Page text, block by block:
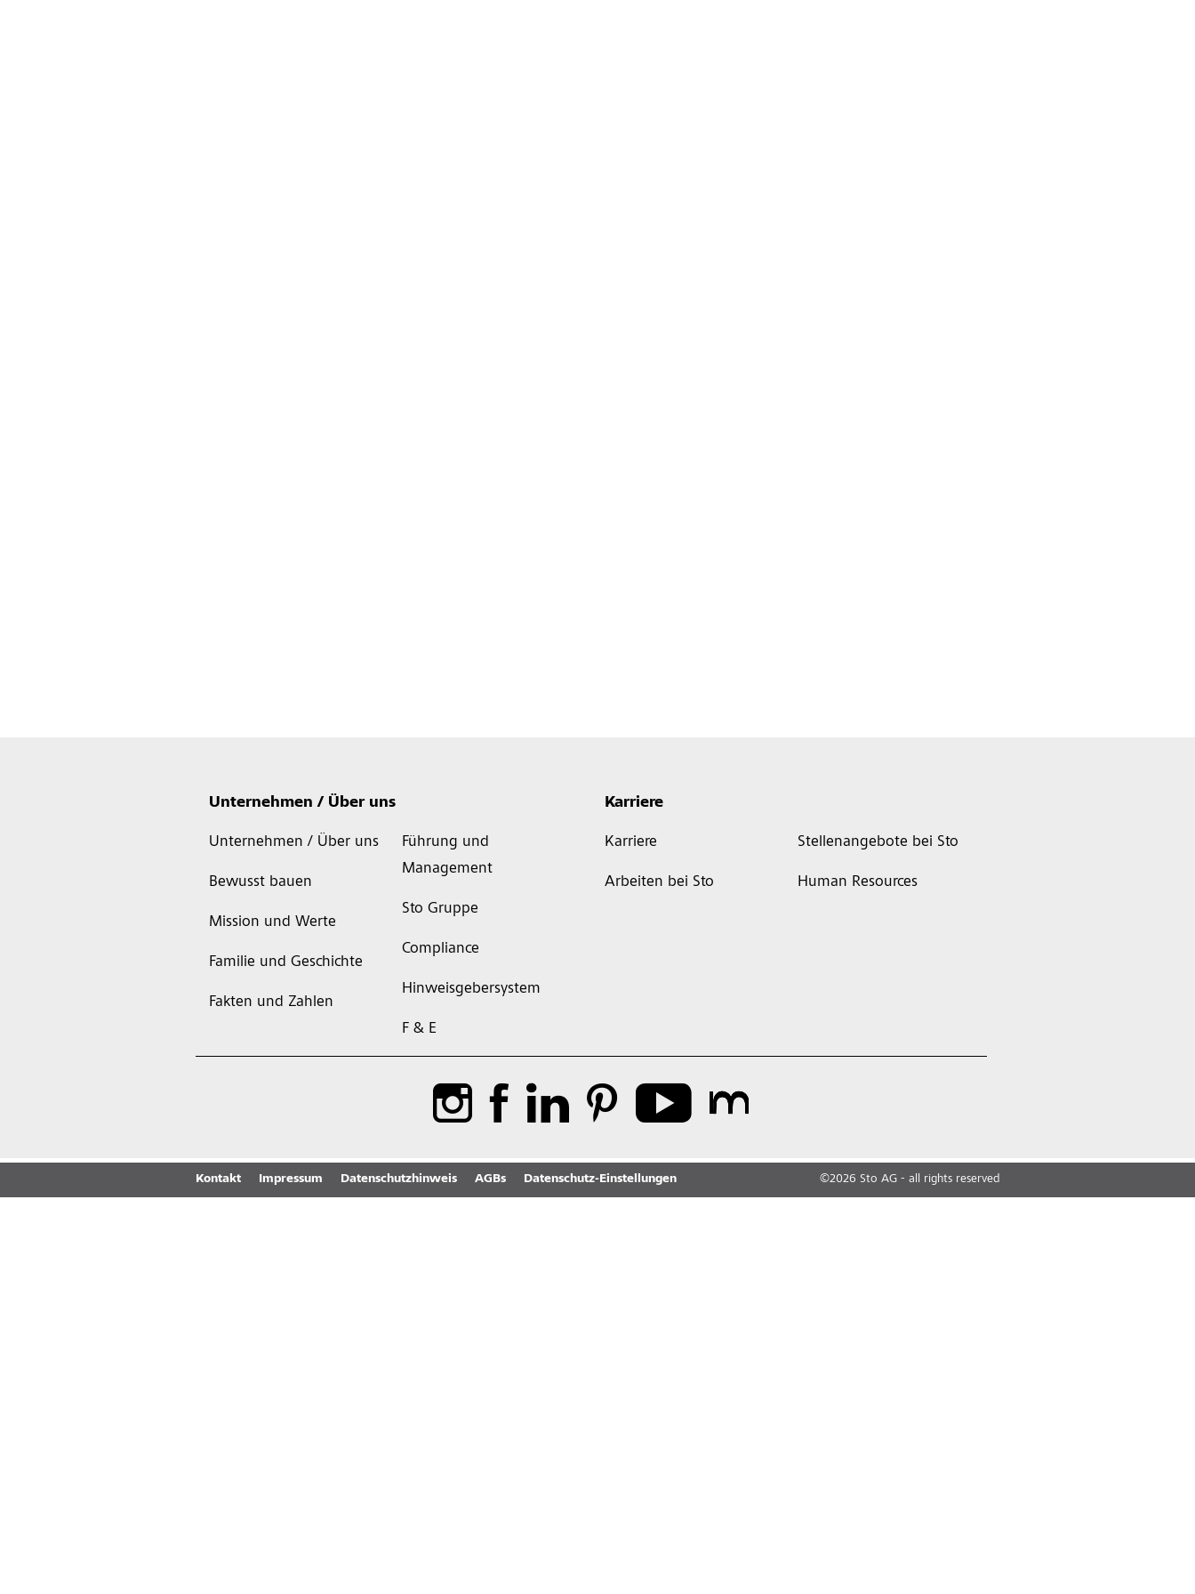
Unternehmen / Über uns
Unternehmen / Über uns
Bewusst bauen
Mission und Werte
Familie und Geschichte
Fakten und Zahlen
Führung und
Management
Sto Gruppe
Compliance
Hinweisgebersystem
F & E
Karriere
Karriere
Arbeiten bei Sto
Stellenangebote bei Sto
Human Resources
Kontakt Impressum Datenschutzhinweis AGBs Datenschutz-Einstellungen ©2026 Sto AG - all rights reserved